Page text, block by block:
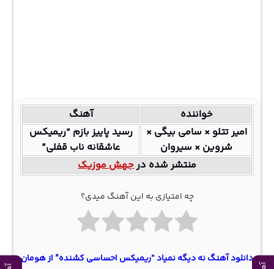
خواننده
آهنگ
امیر تتلو × سامی بیگی ×
شروین × سیروان
رسید پاییز بازم “ریمیکس
عاشقانه ناب قفلی”
منتشر شده درجهش موزیک
چه امتیازی به این آهنگ میدی؟
دانلود آهنگ نه دیگه نمیاد “ریمیکس احساسی کشنده” از هومان